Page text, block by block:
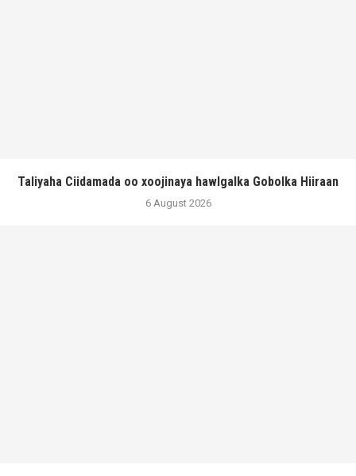
Taliyaha Ciidamada oo xoojinaya hawlgalka Gobolka Hiiraan
6 August 2026